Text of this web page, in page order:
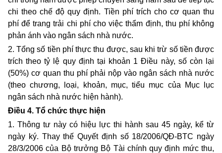
chitheo chế độ quy định. Tiền phí trích cho cơ quanthu
phí để trang trải chi phí cho việc thẩm định, thu phí không
phản ánh vào ngân sách nhà nước.
2. Tổng số tiền phí thực thu được, sau khi trừ số tiền được
trích theo tỷ lệ quy định tại khoản 1 Điều này, số còn lại
(50%) cơ quan thu phí phải nộp vào ngân sách nhà nước
(theo chương, loại, khoản, mục, tiểu mục của Mục lục
ngân sách nhà nước hiện hành).
Điều 4. Tổ chức thực hiện
1. Thông tư này có hiệu lực thi hành sau 45 ngày, kể từ
ngày ký. Thay thế Quyết định số 18/2006/QĐ-BTC ngày
28/3/2006 của Bộ trưởng Bộ Tài chính quy định mức thu,